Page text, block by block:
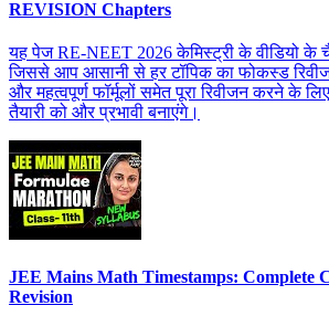
REVISION Chapters
यह पेज RE-NEET 2026 केमिस्ट्री के वीडियो के
जिससे आप आसानी से हर टॉपिक का फोकस्ड
और महत्वपूर्ण फॉर्मूलों समेत पूरा रिवीजन करने के
तैयारी को और प्रभावी बनाएंगे।
JEE Mains Math Timestamps: Complete
Revision